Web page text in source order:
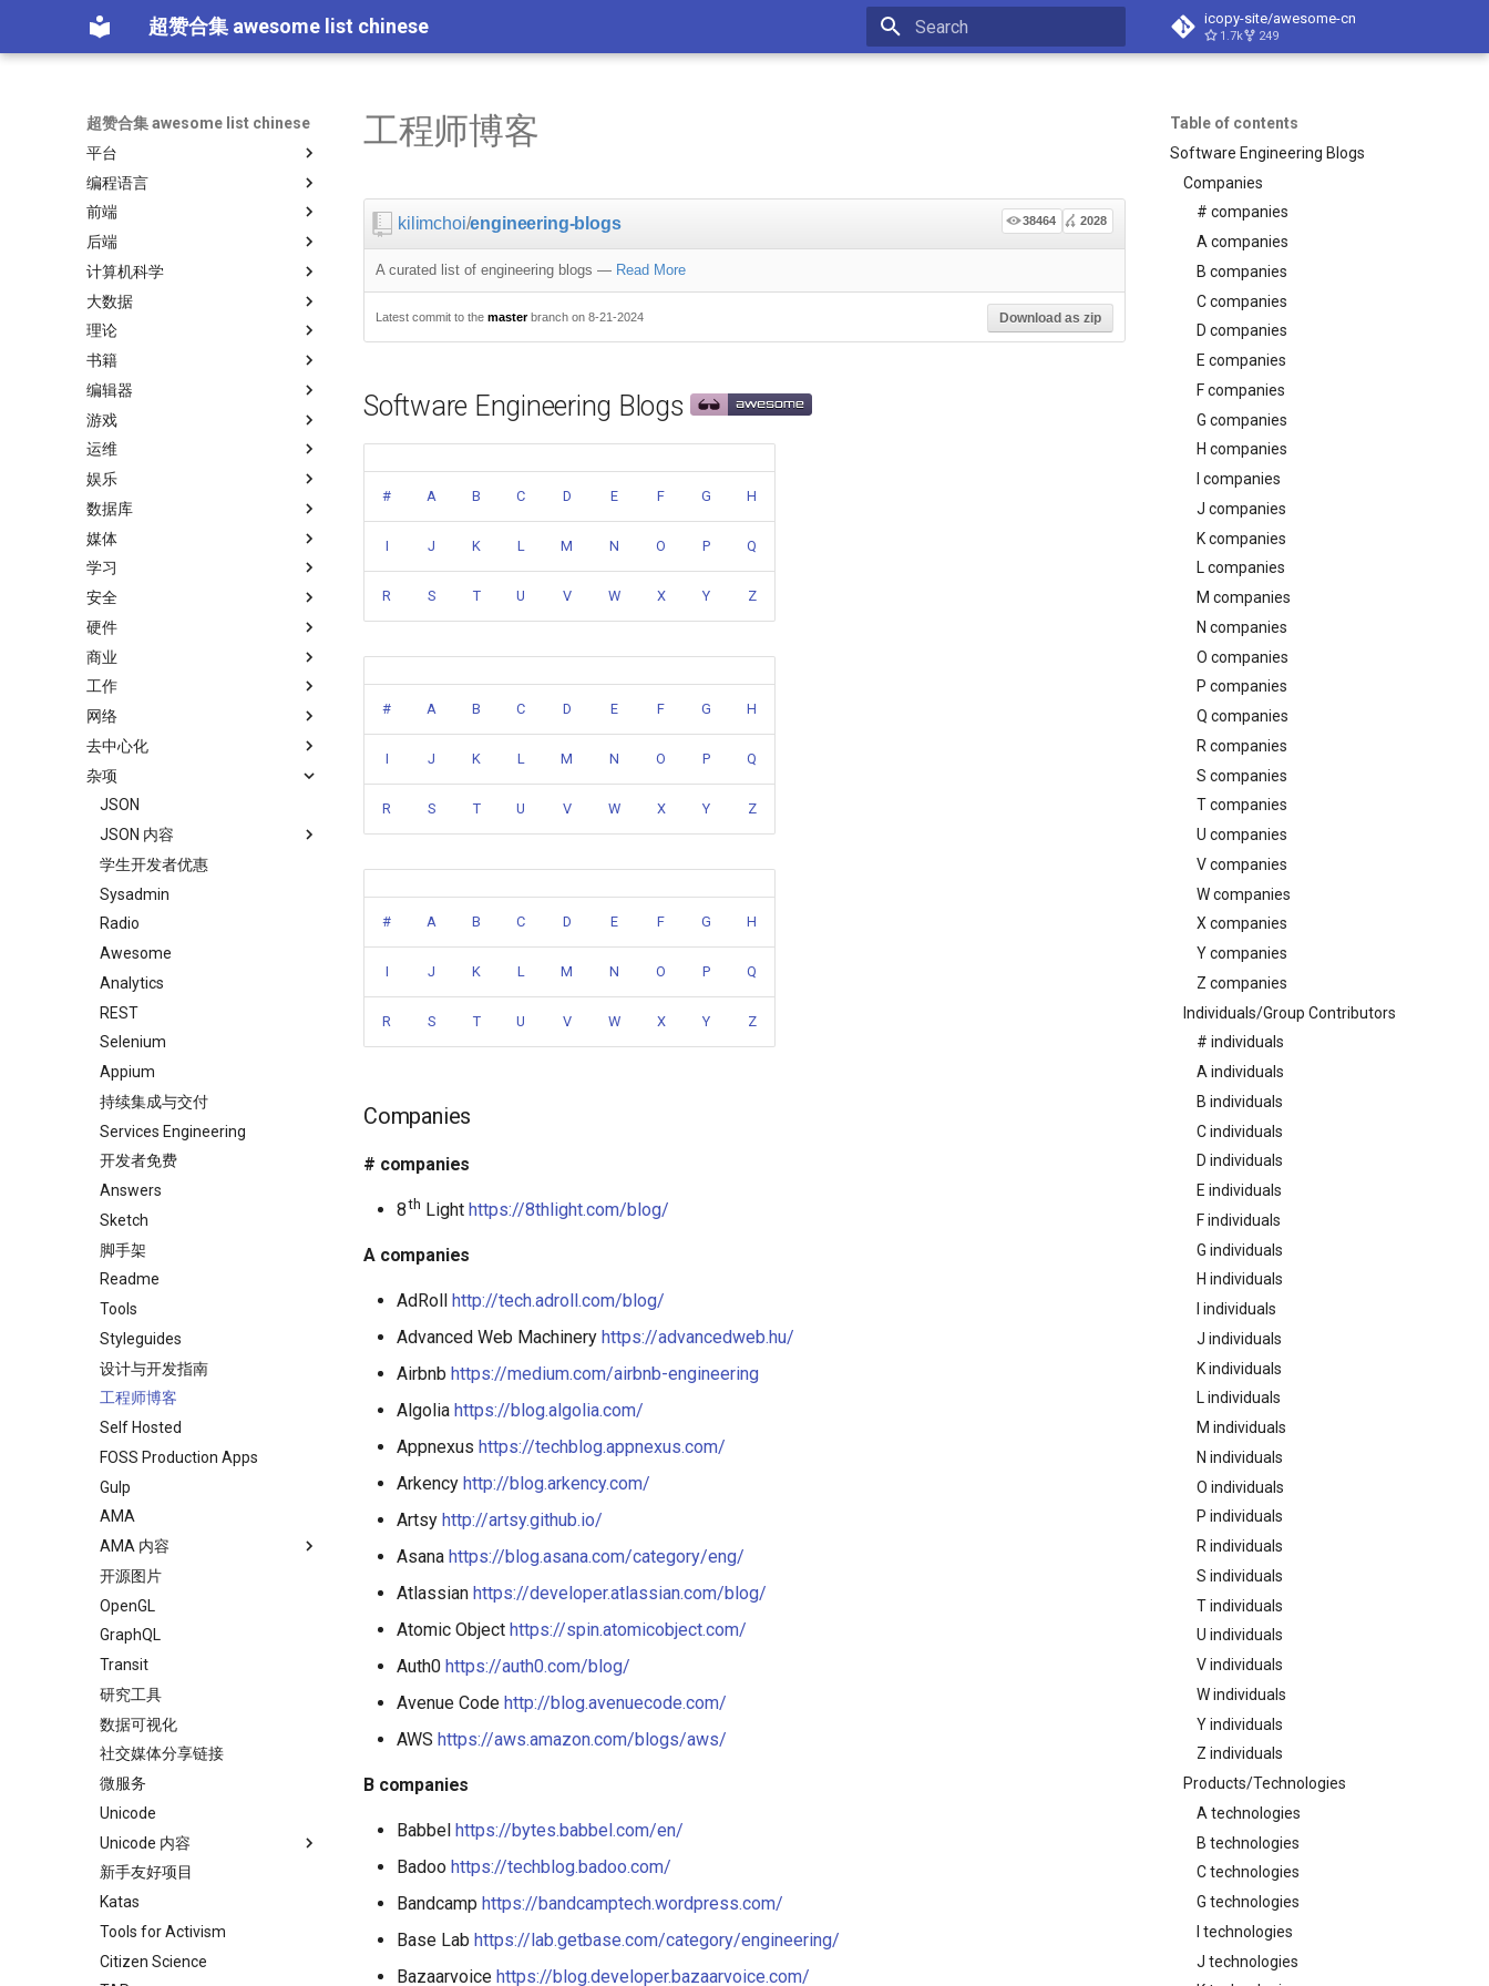
超赞合集 awesome list chinese icopy-site/awesome-cn
1.7k 249
超赞合集 awesome list chinese
平台
Node.js
前端开发
iOS
Android
IoT & Hybrid Apps
Electron
Cordova
React Native
Xamarin
Linux
Linux 内容
Containers
macOS
macOS 内容
命令行
屏保
应用
开源应用
watchOS
JVM
Salesforce
Amazon Web Services
Windows
IPFS
Fuse
Heroku
Raspberry Pi
Qt
WebExtensions
RubyMotion
Smart TV
GNOME
.NET
.NET 内容
Core
Amazon Alexa
DigitalOcean
Flutter
Home Assistant
编程语言
JavaScript
JavaScript 内容
Promises
Standard Style
必看讲座
Tips
网络层
Micro npm Packages
Mad Science npm Packages
Maintenance Modules
npm
AVA
ESLint
Functional Programming
Observables
npm scripts
Swift
Swift 内容
教育
练习
Python
Python 内容
Asyncio
Scientific Audio
CircuitPython
Rust
Haskell
PureScript
Go
Scala
Ruby
Clojure
ClojureScript
Elixir
Elm
Erlang
Julia
Lua
C
C/C++
R
D
Common Lisp
Perl
Groovy
Dart
Java
Java 内容
RxJava
Kotlin
OCaml
ColdFusion
Fortran
PHP
PHP 内容
Composer
Delphi
Assembler
AutoHotkey
AutoIt
Crystal
Frege
CMake
ActionScript 3
Eta
Idris
前端
ES6 Tools
Web 性能优化
Web Tools
CSS
CSS 内容
Critical-Path Tools
Scalability
必看讲座
Protips
React
React 内容
Relay
Web Components
Polymer
Angular
Backbone
HTML5
SVG
Canvas
KnockoutJS
Dojo Toolkit
Inspiration
Ember
Android UI
iOS UI
Meteor
BEM
Flexbox
Web Typography
Web Accessibility
Material Design
D3
Emails
jQuery
jQuery 内容
Tips
Web Audio
离线优先
静态网站服务
Cycle.js
Text Editing
Motion UI Design
Vue.js
Marionette.js
Aurelia
Charting
Ionic Framework 2
Chrome DevTools
PostCSS
Draft.js
Service Workers
Progressive Web Apps
choo
Redux
webpack
Browserify
Sass
Ant Design
Less
WebGL
Preact
Progressive Enhancement
Next.js
Hyperapp
lit-html
后端
Flask
Docker
Vagrant
Pyramid
Play1 Framework
CakePHP
Symfony
Symfony 内容
Education
Laravel
Laravel 内容
教育
Rails
Rails 内容
Gems
Phalcon
有用的
nginx
Dropwizard
Kubernetes
Lumen
Serverless 框架
Apache Wicket
Vert.x
Terraform
Vapor
计算机科学
大学课程
数据科学
数据科学内容
教程
机器学习
机器学习内容
教程
Ruby 机器学习
Core ML Models
H2O
语音与子软语言处理内容
西班牙语
NLP with Ruby
语言学
加密
加密内容
论文
机器视觉
深度学习
深度学习内容
TensorFlow
论文
教育
深度视觉
开放的社会大学
函数式变成
静态分析和代码质量
信息检索
大数据
大数据
Hadoop
数据工程
Streaming
Apache Spark
理论
论文精选
演讲
算法
算法可视化
人工智能
SEO
编程竞赛
数学
递归
书籍
免费编程书籍
免费软件测试书籍
Go 书籍
R 书籍
思维扩展类书籍
书籍作者
Elixir 书籍
编辑器
Sublime Text
Vim
Atom
Visual Studio Code
游戏
游戏开发
游戏演讲
Godot
开源游戏
Unity
Chess
LÖVE
PICO-8
Game Boy Development
Construct 2
Gideros
运维
Quick Look Plugins
Dev Env
Dotfiles
Shell
Fish
命令行应用
ZSH 插件
GitHub
GitHub 内容
浏览器插件
Cheat Sheet
Git Cheat Sheet & Git Flow
Git Tips
Git Add-ons
SSH
FOSS for Developers
Hyper
PowerShell
Alfred Workflows
Terminals Are Sexy
娱乐
Science Fiction
Fantasy
Podcasts
Email Newsletters
IT Quotes
数据库
Database
MySQL
InfluxDB
Neo4j
MongoDB
RethinkDB
TinkerPop
PostgreSQL
CouchDB
HBase
媒体
Creative Commons Media
Fonts
Codeface
Stock Resources
GIF
音乐
开源文档
Audio Visualization
Broadcasting
Pixel Art
FFmpeg
学习
CLI Workshoppers
学习编程
演讲
科技视频
深入机器学习
计算机历史
少儿编程
教育游戏
学习 JavaScript
安全
应用安全
安全
夺旗赛
恶意软件分析
Android 安全
Hacking
Honeypots
Incident Response
Vehicle Security and Car
Hacking
Web 安全
Lockpicking
Umbraco
Refinery CMS
Wagtail
Drupal
硬件
Robotics
IOT
Electronics
Bluetooth Beacons
Electric Guitar Specifications
商业
Open Companies
Places to Post Your Startup
OKR Methodology
Leading and Managing
Indie
工作
Slack
Slack 内容
Slack
远程工作
生产力
Niche Job Boards
面试
Code Review
网络
软件定义网络
网络分析
PCAPTools
去中心化
比特币
波场
Non-Financial Blockchain
Mastodon
以太坊
杂项
JSON
JSON 内容
GeoJSON
Datasets
学生开发者优惠
Sysadmin
Radio
Awesome
Analytics
REST
Selenium
Appium
持续集成与交付
Services Engineering
开发者免费
Answers
Sketch
脚手架
Readme
Tools
Styleguides
设计与开发指南
工程师博客
Self Hosted
FOSS Production Apps
Gulp
AMA
AMA 内容
Answers
开源图片
OpenGL
GraphQL
Transit
研究工具
数据可视化
社交媒体分享链接
微服务
Unicode
Unicode 内容
Code Points
新手友好项目
Katas
Tools for Activism
Citizen Science
Table of contents
Software Engineering Blogs
Companies
# companies
A companies
B companies
C companies
D companies
E companies
F companies
G companies
H companies
I companies
J companies
K companies
L companies
M companies
N companies
O companies
P companies
Q companies
R companies
S companies
T companies
U companies
V companies
W companies
X companies
Y companies
Z companies
Individuals/Group Contributors
# individuals
A individuals
B individuals
C individuals
D individuals
E individuals
F individuals
G individuals
H individuals
I individuals
J individuals
K individuals
L individuals
M individuals
N individuals
O individuals
P individuals
R individuals
S individuals
T individuals
U individuals
V individuals
W individuals
Y individuals
Z individuals
Products/Technologies
A technologies
B technologies
C technologies
G technologies
I technologies
J technologies
工程师博客
kilimchoi/engineering-blogs 38464 2028
A curated list of engineering blogs — Read More
Latest commit to the masterbranch on 8-21-2024 Download as zip
Software Engineering Blogs
# A B C D E F G H
I J K L M N O P Q
R S T U V W X Y Z
# A B C D E F G H
I J K L M N O P Q
R S T U V W X Y Z
# A B C D E F G H
I J K L M N O P Q
R S T U V W X Y Z
Companies
# companies
8th Lighthttps://8thlight.com/blog/
A companies
AdRoll http://tech.adroll.com/blog/
Advanced Web Machinery https://advancedweb.hu/
Airbnb https://medium.com/airbnb-engineering
Algolia https://blog.algolia.com/
Appnexus https://techblog.appnexus.com/
Arkency http://blog.arkency.com/
Artsy http://artsy.github.io/
Asana https://blog.asana.com/category/eng/
Atlassian https://developer.atlassian.com/blog/
Atomic Object https://spin.atomicobject.com/
Auth0 https://auth0.com/blog/
Avenue Code http://blog.avenuecode.com/
AWS https://aws.amazon.com/blogs/aws/
B companies
Babbel https://bytes.babbel.com/en/
Badoo https://techblog.badoo.com/
Bandcamp https://bandcamptech.wordpress.com/
Base Lab https://lab.getbase.com/category/engineering/
Bazaarvoice https://blog.developer.bazaarvoice.com/